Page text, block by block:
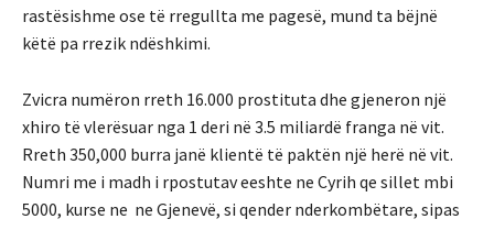
rastësishme ose të rregullta me pagesë, mund ta bëjnë
këtë pa rrezik ndëshkimi.
Zvicra numëron rreth 16.000 prostituta dhe gjeneron një
xhiro të vlerësuar nga 1 deri në 3.5 miliardë franga në vit.
Rreth 350,000 burra janë klientë të paktën një herë në vit.
Numri me i madh i rpostutav eeshte ne Cyrih qe sillet mbi
5000, kurse ne ne Gjenevë, si qender nderkombëtare, sipas